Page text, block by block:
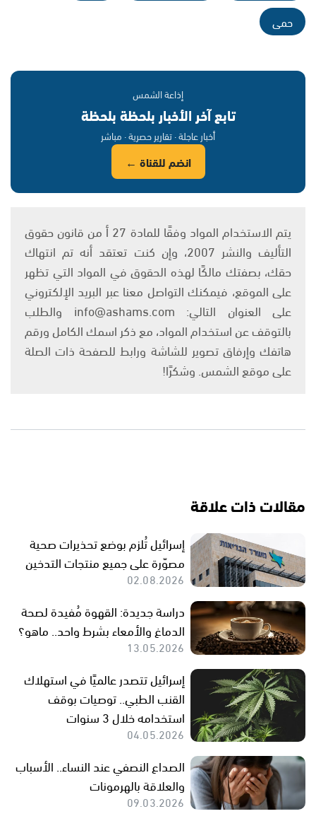
حمى
إذاعة الشمس
تابع آخر الأخبار بلحظة بلحظة
أخبار عاجلة · تقارير حصرية · مباشر
انضم للقناة ←
يتم الاستخدام المواد وفقًا للمادة 27 أ من قانون حقوق
التأليف والنشر 2007، وإن كنت تعتقد أنه تم انتهاك
حقك، بصفتك مالكًا لهذه الحقوق في المواد التي تظهر
على الموقع، فيمكنك التواصل معنا عبر البريد الإلكتروني
على العنوان التالي: info@ashams.com والطلب
بالتوقف عن استخدام المواد، مع ذكر اسمك الكامل ورقم
هاتفك وإرفاق تصوير للشاشة ورابط للصفحة ذات الصلة
على موقع الشمس. وشكرًا!
مقالات ذات علاقة
إسرائيل تُلزم بوضع تحذيرات صحية
مصوّرة على جميع منتجات التدخين
02.08.2026
دراسة جديدة: القهوة مُفيدة لصحة
الدماغ والأمعاء بشرط واحد.. ماهو؟
13.05.2026
إسرائيل تتصدر عالميًا في استهلاك
القنب الطبي.. توصيات بوقف
استخدامه خلال 3 سنوات
04.05.2026
الصداع النصفي عند النساء.. الأسباب
والعلاقة بالهرمونات
09.03.2026